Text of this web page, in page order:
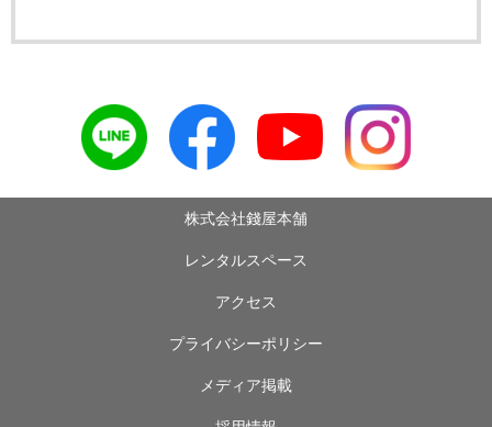
株式会社錢屋本舗
レンタルスペース
アクセス
プライバシーポリシー
メディア掲載